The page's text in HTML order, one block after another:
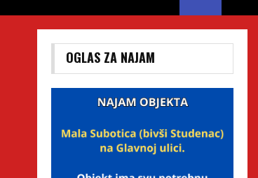
OGLAS ZA NAJAM